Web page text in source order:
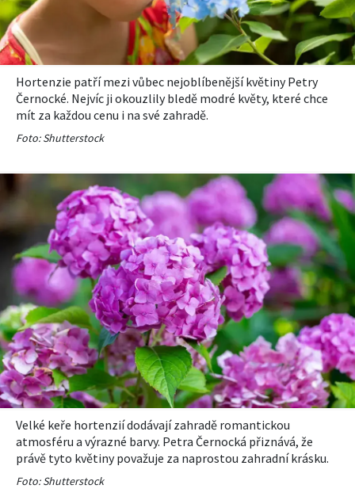
Hortenzie patří mezi vůbec nejoblíbenější květiny Petry
Černocké. Nejvíc ji okouzlily bledě modré květy, které chce
mít za každou cenu i na své zahradě.
Foto: Shutterstock
Velké keře hortenzií dodávají zahradě romantickou
atmosféru a výrazné barvy. Petra Černocká přiznává, že
právě tyto květiny považuje za naprostou zahradní krásku.
Foto: Shutterstock